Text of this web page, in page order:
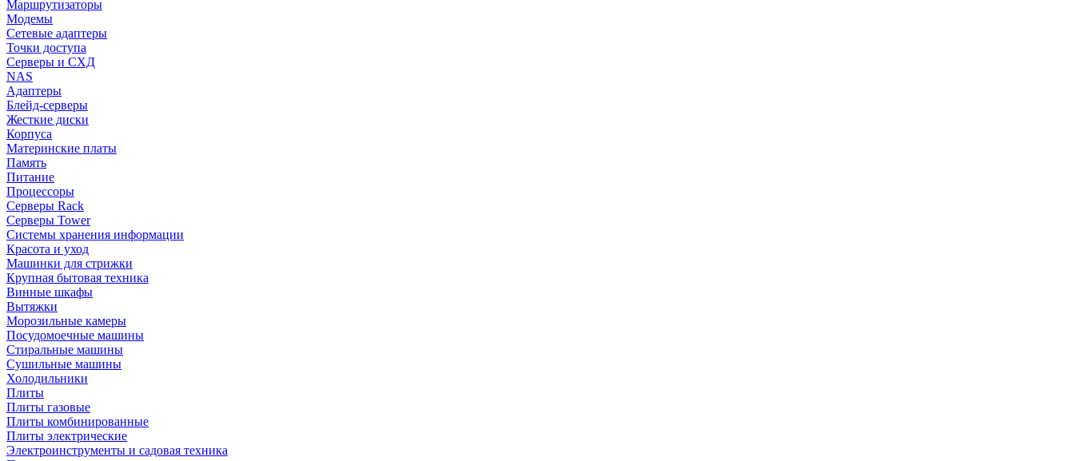
Маршрутизаторы
Модемы
Сетевые адаптеры
Точки доступа
Серверы и СХД
NAS
Адаптеры
Блейд-серверы
Жесткие диски
Корпуса
Материнские платы
Память
Питание
Процессоры
Серверы Rack
Серверы Tower
Системы хранения информации
Красота и уход
Машинки для стрижки
Крупная бытовая техника
Винные шкафы
Вытяжки
Морозильные камеры
Посудомоечные машины
Стиральные машины
Сушильные машины
Холодильники
Плиты
Плиты газовые
Плиты комбинированные
Плиты электрические
Электроинструменты и садовая техника